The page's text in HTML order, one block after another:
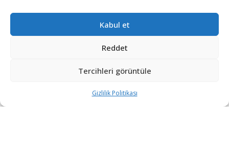
Kabul et
Reddet
Tercihleri görüntüle
Gizlilik Politikası
İran Ulusal Güvenlik Yüksek Konseyi Genel Sekreteri Ali